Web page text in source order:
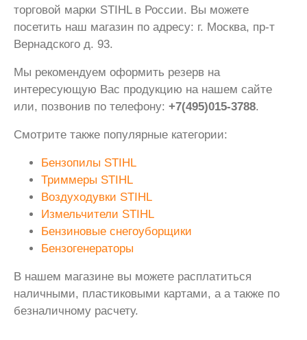
торговой марки STIHL в России. Вы можете
посетить наш магазин по адресу: г. Москва, пр-т
Вернадского д. 93.
Мы рекомендуем оформить резерв на
интересующую Вас продукцию на нашем сайте
или, позвонив по телефону: +7(495)015-3788.
Смотрите также популярные категории:
Бензопилы STIHL
Триммеры STIHL
Воздуходувки STIHL
Измельчители STIHL
Бензиновые снегоуборщики
Бензогенераторы
В нашем магазине вы можете расплатиться
наличными, пластиковыми картами, а а также по
безналичному расчету.